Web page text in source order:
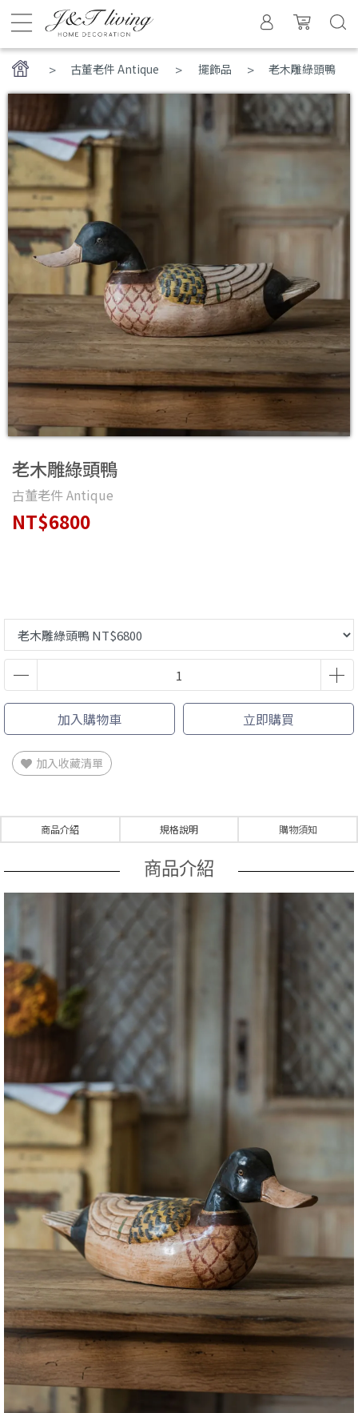
古董老件 Antique > 擺飾品 老木雕綠頭鴨
老木雕綠頭鴨
古董老件 Antique
NT$6800
加入購物車 立即購買
加入收藏清單
商品介紹 規格說明 購物須知
商品介紹